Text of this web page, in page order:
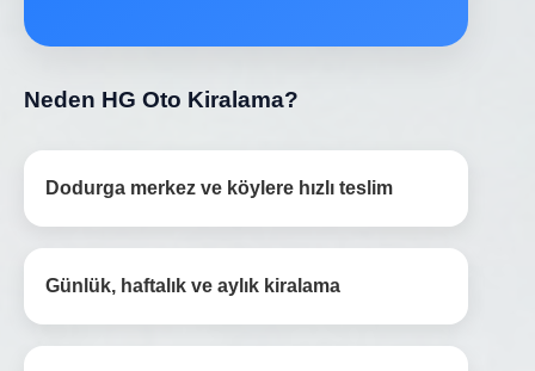
Neden HG Oto Kiralama?
Dodurga merkez ve köylere hızlı teslim
Günlük, haftalık ve aylık kiralama